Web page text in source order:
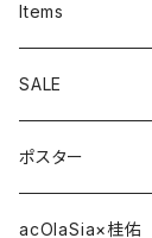
Items
Phone Case
cap
strap
SALE
ポスター
acOlaSia×桂佑